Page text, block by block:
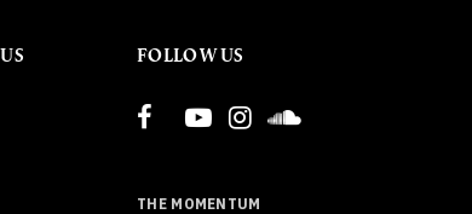
FOLLOW US
THE MOMENTUM